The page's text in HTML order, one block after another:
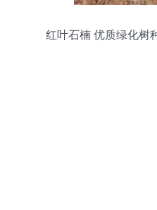
红叶石楠 优质绿化树